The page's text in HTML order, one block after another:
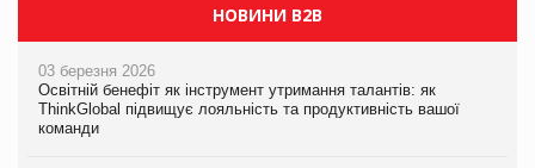
НОВИНИ B2B
03 березня 2026
Освітній бенефіт як інструмент утримання талантів: як
ThinkGlobal підвищує лояльність та продуктивність вашої
команди